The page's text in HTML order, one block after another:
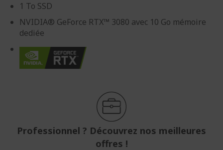
1 To SSD
NVIDIA® GeForce RTX™ 3080 avec 10 Go mémoire
dediée
Professionnel ? Découvrez nos meilleures
offres !